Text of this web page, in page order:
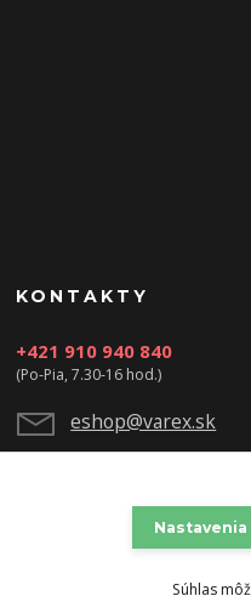
KONTAKTY
+421 910 940 840
(Po-Pia, 7.30-16 hod.)
eshop@varex.sk
Nastavenia
Súhlas